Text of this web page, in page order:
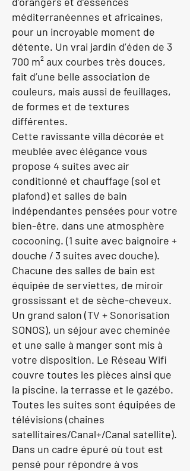
méditerranéennes et africaines,
pour un incroyable moment de
détente. Un vrai jardin d’éden de 3
700 m² aux courbes très douces,
fait d’une belle association de
couleurs, mais aussi de feuillages,
de formes et de textures
différentes.
Cette ravissante villa décorée et
meublée avec élégance vous
propose 4 suites avec air
conditionné et chauffage (sol et
plafond) et salles de bain
indépendantes pensées pour votre
bien-être, dans une atmosphère
cocooning. (1 suite avec baignoire +
douche / 3 suites avec douche).
Chacune des salles de bain est
équipée de serviettes, de miroir
grossissant et de sèche-cheveux.
Un grand salon (TV + Sonorisation
SONOS), un séjour avec cheminée
et une salle à manger sont mis à
votre disposition. Le Réseau Wifi
couvre toutes les pièces ainsi que
la piscine, la terrasse et le gazébo.
Toutes les suites sont équipées de
télévisions (chaines
satellitaires/Canal+/Canal satellite).
Dans un cadre épuré où tout est
pensé pour répondre à vos